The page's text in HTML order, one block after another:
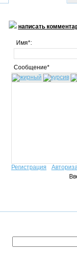
написать
Имя*:
Сообщение*
Регистрация